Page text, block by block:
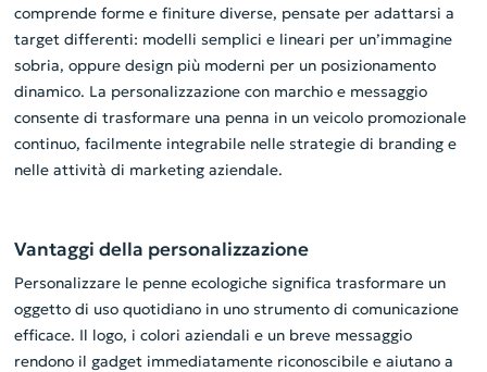
comprende forme e finiture diverse, pensate per adattarsi a
target differenti: modelli semplici e lineari per un’immagine
sobria, oppure design più moderni per un posizionamento
dinamico. La personalizzazione con marchio e messaggio
consente di trasformare una penna in un veicolo promozionale
continuo, facilmente integrabile nelle strategie di branding e
nelle attività di marketing aziendale.
Vantaggi della personalizzazione
Personalizzare le penne ecologiche significa trasformare un
oggetto di uso quotidiano in uno strumento di comunicazione
efficace. Il logo, i colori aziendali e un breve messaggio
rendono il gadget immediatamente riconoscibile e aiutano a